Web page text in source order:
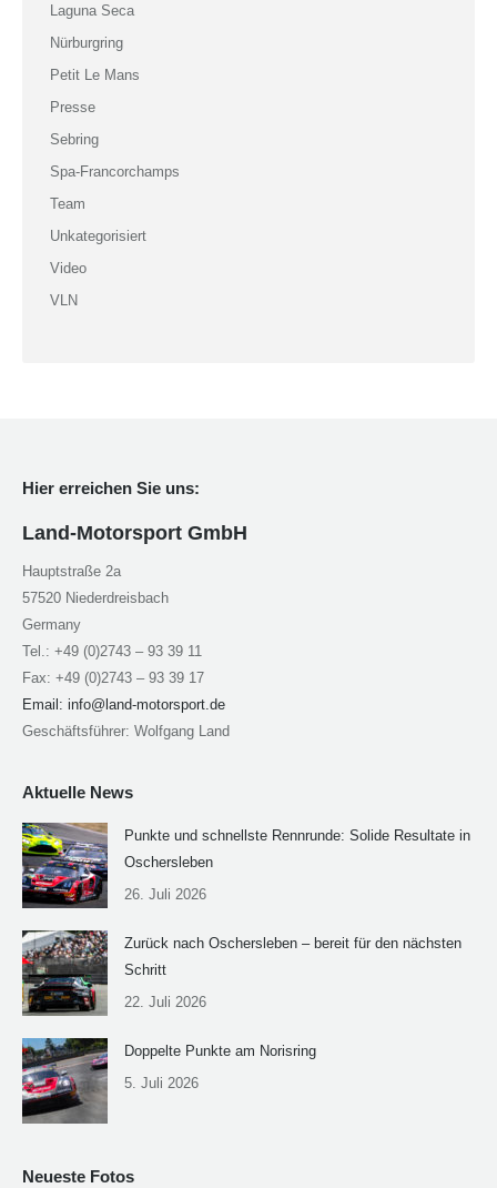
Laguna Seca
Nürburgring
Petit Le Mans
Presse
Sebring
Spa-Francorchamps
Team
Unkategorisiert
Video
VLN
Hier erreichen Sie uns:
Land-Motorsport GmbH
Hauptstraße 2a
57520 Niederdreisbach
Germany
Tel.: +49 (0)2743 – 93 39 11
Fax: +49 (0)2743 – 93 39 17
Email: info@land-motorsport.de
Geschäftsführer: Wolfgang Land
Aktuelle News
Punkte und schnellste Rennrunde: Solide Resultate in
Oschersleben
26. Juli 2026
Zurück nach Oschersleben – bereit für den nächsten
Schritt
22. Juli 2026
Doppelte Punkte am Norisring
5. Juli 2026
Neueste Fotos